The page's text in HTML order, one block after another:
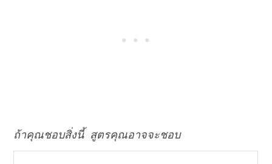
ถ้าคุณชอบสิ่งนี้ สูตรคุณอาจจะชอบ